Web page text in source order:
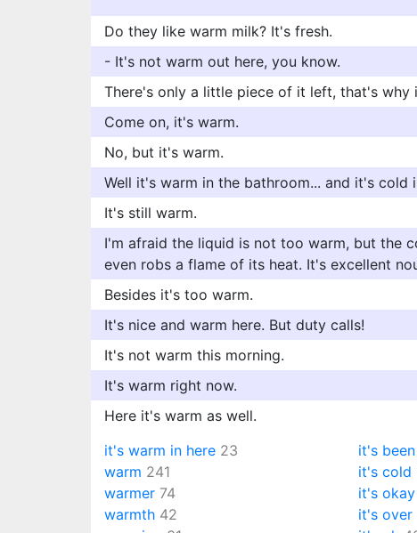
Do they like warm milk? It's fresh.
- It's not warm out here, you know.
There's only a little piece of it left, that's why
Come on, it's warm.
No, but it's warm.
Well it's warm in the bathroom... and it's cold
It's still warm.
I'm afraid the liquid is not too warm, but the
even robs a flame of its heat. It's excellent
Besides it's too warm.
It's nice and warm here. But duty calls!
It's not warm this morning.
It's warm right now.
Here it's warm as well.
it's warm in here 23
warm 241
warmer 74
warmth 42
it's
it's cold
it's okay
it's over